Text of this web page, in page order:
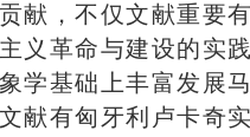
献，不仅文献重要
义革命与建设的实
学基础上丰富发展
献有匈牙利卢卡奇